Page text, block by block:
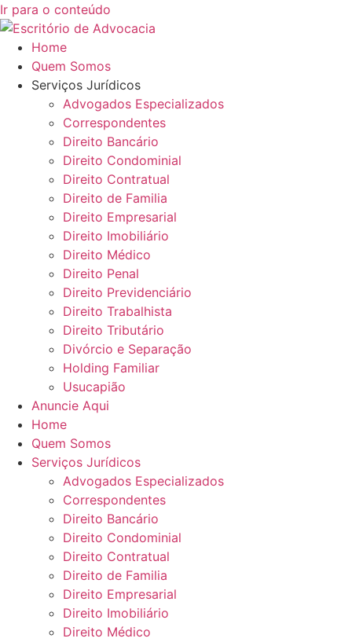
Ir para o conteúdo
Home
Quem Somos
Serviços Jurídicos
Advogados Especializados
Correspondentes
Direito Bancário
Direito Condominial
Direito Contratual
Direito de Familia
Direito Empresarial
Direito Imobiliário
Direito Médico
Direito Penal
Direito Previdenciário
Direito Trabalhista
Direito Tributário
Divórcio e Separação
Holding Familiar
Usucapião
Anuncie Aqui
Home
Quem Somos
Serviços Jurídicos
Advogados Especializados
Correspondentes
Direito Bancário
Direito Condominial
Direito Contratual
Direito de Familia
Direito Empresarial
Direito Imobiliário
Direito Médico